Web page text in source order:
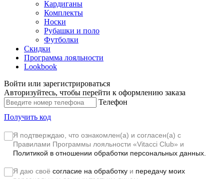
Кардиганы
Комплекты
Носки
Рубашки и поло
Футболки
Скидки
Программа лояльности
Lookbook
Войти или зарегистрироваться
Авторизуйтесь, чтобы перейти к оформлению заказа
Телефон
Получить код
Я подтверждаю, что ознакомлен(а) и согласен(а) с
Правилами Программы лояльности «Vitacci Club» и
Политикой в отношении обработки персональных данных.
Я даю своё согласие на обработку и передачу моих